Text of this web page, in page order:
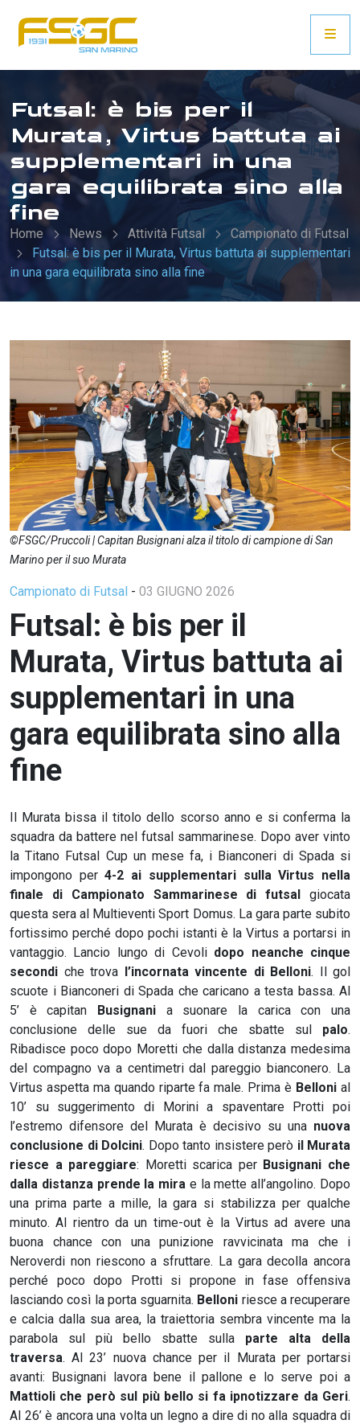
Futsal: è bis per il
Murata, Virtus battuta ai
supplementari in una
gara equilibrata sino alla
fine
Home News Attività Futsal
Campionato di Futsal
Futsal: è bis per il Murata, Virtus battuta ai supplementari
in una gara equilibrata sino alla fine
©FSGC/Pruccoli | Capitan Busignani alza il titolo di campione di San
Marino per il suo Murata
Campionato di Futsal - 03 GIUGNO 2026
Futsal: è bis per il
Murata, Virtus battuta ai
supplementari in una
gara equilibrata sino alla
fine
Il Murata bissa il titolo dello scorso anno e si conferma la
squadra da battere nel futsal sammarinese. Dopo aver vinto
la Titano Futsal Cup un mese fa, i Bianconeri di Spada si
impongono per4-2 ai supplementari sulla Virtus nella
finale di Campionato Sammarinese
di futsal giocata
questa sera al Multieventi Sport Domus. La gara parte subito
fortissimo perché dopo pochi istanti è la Virtus a portarsi in
vantaggio. Lancio lungo di Cevoli dopo neanche cinque
secondi che trova l’incornata vincente di Belloni. Il gol
scuote i Bianconeri di Spada che caricano a testa bassa. Al
5’ è capitan Busignani a suonare la carica con una
conclusione delle sue da fuori che sbatte sul palo.
Ribadisce poco dopo Moretti che dalla distanza medesima
del compagno va a centimetri dal pareggio bianconero. La
Virtus aspetta ma quando riparte fa male. Prima è Belloni al
10’ su suggerimento di Morini a spaventare Protti poi
l’estremo difensore del Murata è decisivo su una nuova
conclusione di Dolcini. Dopo tanto insistere però il Murata
riesce a pareggiare: Moretti scarica per Busignani che
dalla distanza prende la mira e la mette all’angolino. Dopo
una prima parte a mille, la gara si stabilizza per qualche
minuto. Al rientro da un time-out è la Virtus ad avere una
buona chance con una punizione ravvicinata ma che i
Neroverdi non riescono a sfruttare. La gara decolla ancora
perché poco dopo Protti si propone in fase offensiva
lasciando così la porta sguarnita. Belloni riesce a recuperare
e calcia dalla sua area, la traiettoria sembra vincente ma la
parabola sul più bello sbatte sulla parte alta della
traversa. Al 23’ nuova chance per il Murata per portarsi
avanti: Busignani lavora bene il pallone e lo serve poi a
Mattioli che però sul più bello si fa ipnotizzare da Geri.
Al 26’ è ancora una volta un legno a dire di no alla squadra di